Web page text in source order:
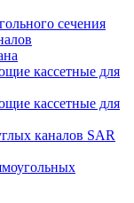
сечения
кассетные для
кассетные для
каналов SAR